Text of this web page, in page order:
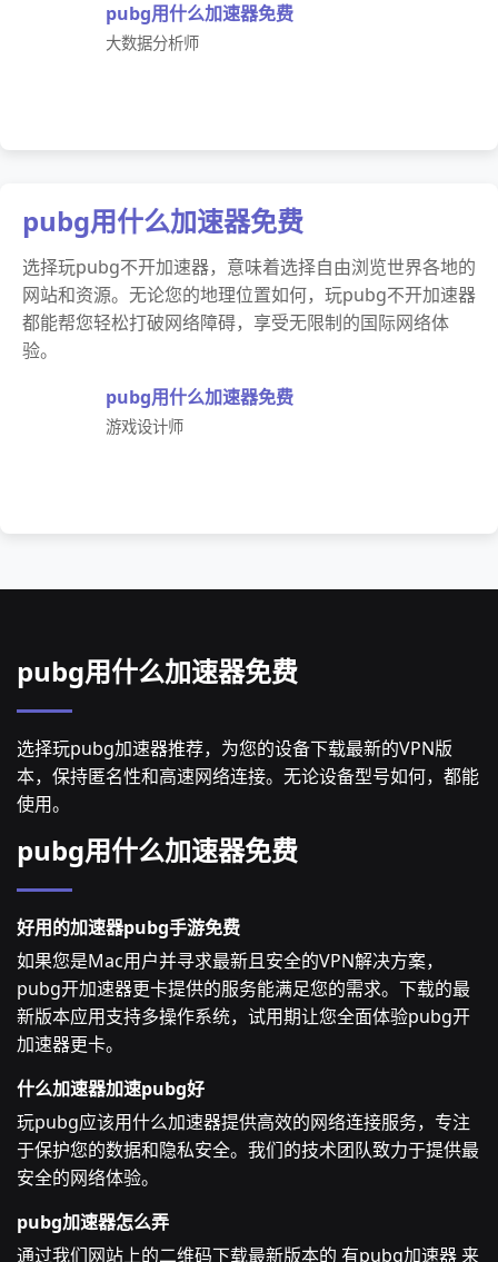
pubg用什么加速器免费
大数据分析师
pubg用什么加速器免费
选择玩pubg不开加速器，意味着选择自由浏览世界各地的
网站和资源。无论您的地理位置如何，玩pubg不开加速器
都能帮您轻松打破网络障碍，享受无限制的国际网络体
验。
pubg用什么加速器免费
游戏设计师
pubg用什么加速器免费
选择玩pubg加速器推荐，为您的设备下载最新的VPN版
本，保持匿名性和高速网络连接。无论设备型号如何，都能
使用。
pubg用什么加速器免费
好用的加速器pubg手游免费
如果您是Mac用户并寻求最新且安全的VPN解决方案，
pubg开加速器更卡提供的服务能满足您的需求。下载的最
新版本应用支持多操作系统，试用期让您全面体验pubg开
加速器更卡。
什么加速器加速pubg好
玩pubg应该用什么加速器提供高效的网络连接服务，专注
于保护您的数据和隐私安全。我们的技术团队致力于提供最
安全的网络体验。
pubg加速器怎么弄
通过我们网站上的二维码下载最新版本的 有pubg加速器 来